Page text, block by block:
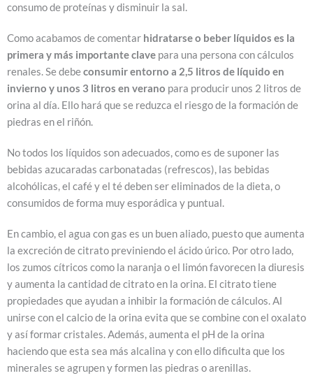
consumo de proteínas y disminuir la sal.
Como acabamos de comentar hidratarse o beber líquidos es la
primera y más importante clave para una persona con cálculos
renales. Se debeconsumir entorno a 2,5 litros de líquido en
invierno y unos 3 litros en verano para producir unos 2 litros de
orina al día. Ello hará que se reduzca el riesgo de la formación de
piedras en el riñón.
No todos los líquidos son adecuados, como es de suponer las
bebidas azucaradas carbonatadas (refrescos), las bebidas
alcohólicas, el café y el té deben ser eliminados de la dieta, o
consumidos de forma muy esporádica y puntual.
En cambio, el agua con gas es un buen aliado, puesto que aumenta
la excreción de citrato previniendo el ácido úrico. Por otro lado,
los zumos cítricos como la naranja o el limón favorecen la diuresis
y aumenta la cantidad de citrato en la orina. El citrato tiene
propiedades que ayudan a inhibir la formación de cálculos. Al
unirse con el calcio de la orina evita que se combine con el oxalato
y así formar cristales. Además, aumenta el pH de la orina
haciendo que esta sea más alcalina y con ello dificulta que los
minerales se agrupen y formen las piedras o arenillas.